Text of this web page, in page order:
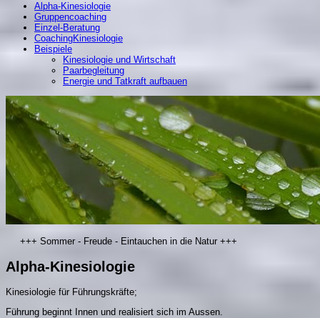
Alpha-Kinesiologie
Gruppencoaching
Einzel-Beratung
CoachingKinesiologie
Beispiele
Kinesiologie und Wirtschaft
Paarbegleitung
Energie und Tatkraft aufbauen
+++ Sommer - Freude - Eintauchen in die Natur +++
Alpha-Kinesiologie
Kinesiologie für Führungskräfte;
Führung beginnt Innen und realisiert sich im Aussen.